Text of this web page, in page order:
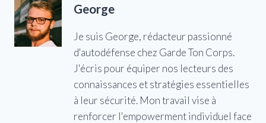
George
Je suis George, rédacteur passionné
d'autodéfense chez Garde Ton Corps.
J'écris pour équiper nos lecteurs des
connaissances et stratégies essentielles
à leur sécurité. Mon travail vise à
renforcer l'empowerment individuel face